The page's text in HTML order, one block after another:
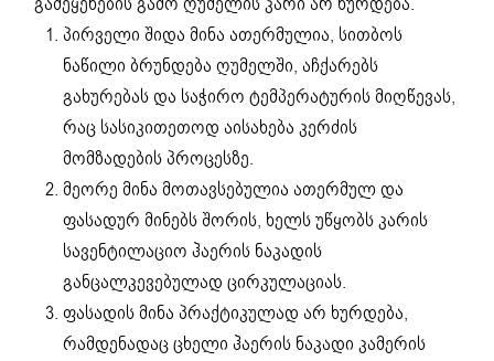
პირველი შიდა მინა ათერმულია, სითბოს
ნაწილი ბრუნდება ღუმელში, აჩქარებს
გახურებას და საჭირო ტემპერატურის მიღწევას,
რაც სასიკითეთოდ აისახება კერძის
მომზადების პროცესზე.
მეორე მინა მოთავსებულია ათერმულ და
ფასადურ მინებს შორის, ხელს უწყობს კარის
სავენტილაციო ჰაერის ნაკადის
განცალკევებულად ცირკულაციას.
ფასადის მინა პრაქტიკულად არ ხურდება,
რამდენადაც ცხელი ჰაერის ნაკადი კამერის